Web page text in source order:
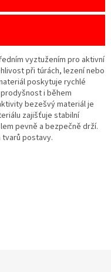
vyztužením pro aktivní
při túrách, lezení nebo
poskytuje rychlé
i během
bezešvý materiál je
zajišťuje stabilní
pevně a bezpečně drží.
postavy.